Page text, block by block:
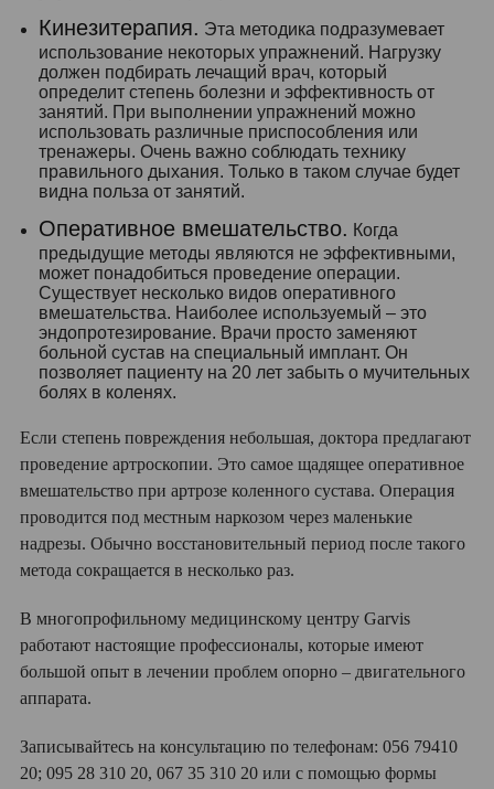
Кинезитерапия. Эта методика подразумевает
использование некоторых упражнений. Нагрузку
должен подбирать лечащий врач, который
определит степень болезни и эффективность от
занятий. При выполнении упражнений можно
использовать различные приспособления или
тренажеры. Очень важно соблюдать технику
правильного дыхания. Только в таком случае будет
видна польза от занятий.
Оперативное вмешательство. Когда
предыдущие методы являются не эффективными,
может понадобиться проведение операции.
Существует несколько видов оперативного
вмешательства. Наиболее используемый – это
эндопротезирование. Врачи просто заменяют
больной сустав на специальный имплант. Он
позволяет пациенту на 20 лет забыть о мучительных
болях в коленях.
Если степень повреждения небольшая, доктора предлагают
проведение артроскопии. Это самое щадящее оперативное
вмешательство при артрозе коленного сустава. Операция
проводится под местным наркозом через маленькие
надрезы. Обычно восстановительный период после такого
метода сокращается в несколько раз.
В многопрофильному медицинскому центру Garvis
работают настоящие профессионалы, которые имеют
большой опыт в лечении проблем опорно – двигательного
аппарата.
Записывайтесь на консультацию по телефонам: 056 79410
20; 095 28 310 20, 067 35 310 20 или с помощью формы